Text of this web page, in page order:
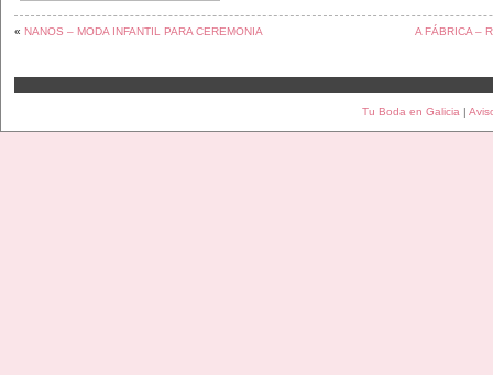
« NANOS – MODA INFANTIL PARA CEREMONIA A FÁBRICA –
Tu Boda en Galicia |